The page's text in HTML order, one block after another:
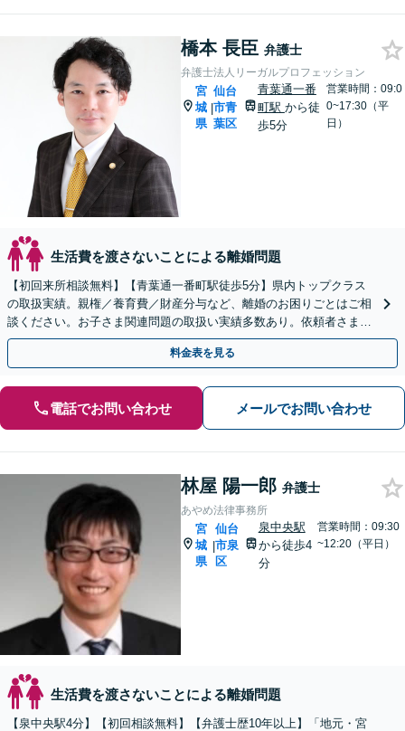
橋本 長臣 弁護士
弁護士法人リーガルプロフェッション
宮
城
県
|
仙台
市青
葉区
青葉通一番
町駅 から徒
歩5分
営業時間：09:0
0~17:30（平
日）
生活費を渡さないことによる離婚問題
【初回来所相談無料】【青葉通一番町駅徒歩5分】県内トップクラス
の取扱実績。親権／養育費／財産分与など、離婚のお困りごとはご相
談ください。お子さま関連問題の取扱い実績多数あり。依頼者さまの
状況やご要望に寄り添い、最善の解決を目指します。
料金表を見る
電話でお問い合わせ メールでお問い合わせ
林屋 陽一郎 弁護士
あやめ法律事務所
宮
城
県
|
仙台
市泉
区
泉中央駅
から徒歩4
分
営業時間：09:30
~12:20（平日）
生活費を渡さないことによる離婚問題
【泉中央駅4分】【初回相談無料】【弁護士歴10年以上】「地元・宮